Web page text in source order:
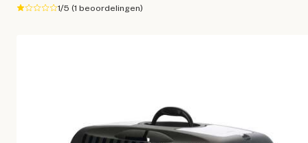
1/5 (1 beoordelingen)